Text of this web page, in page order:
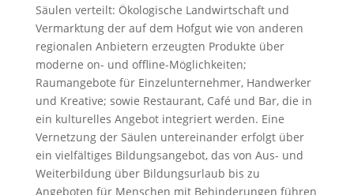
Säulen verteilt: Ökologische Landwirtschaft und
Vermarktung der auf dem Hofgut wie von anderen
regionalen Anbietern erzeugten Produkte über
moderne on- und offline-Möglichkeiten;
Raumangebote für Einzelunternehmer, Handwerker
und Kreative; sowie Restaurant, Café und Bar, die in
ein kulturelles Angebot integriert werden. Eine
Vernetzung der Säulen untereinander erfolgt über
ein vielfältiges Bildungsangebot, das von Aus- und
Weiterbildung über Bildungsurlaub bis zu
Angeboten für Menschen mit Behinderungen führen